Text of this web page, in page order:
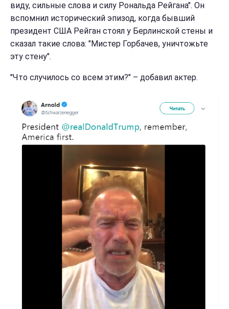
виду, сильные слова и силу Рональда Рейгана". Он
вспомнил исторический эпизод, когда бывший
президент США Рейган стоял у Берлинской стены и
сказал такие слова: "Мистер Горбачев, уничтожьте
эту стену".
"Что случилось со всем этим?" – добавил актер.